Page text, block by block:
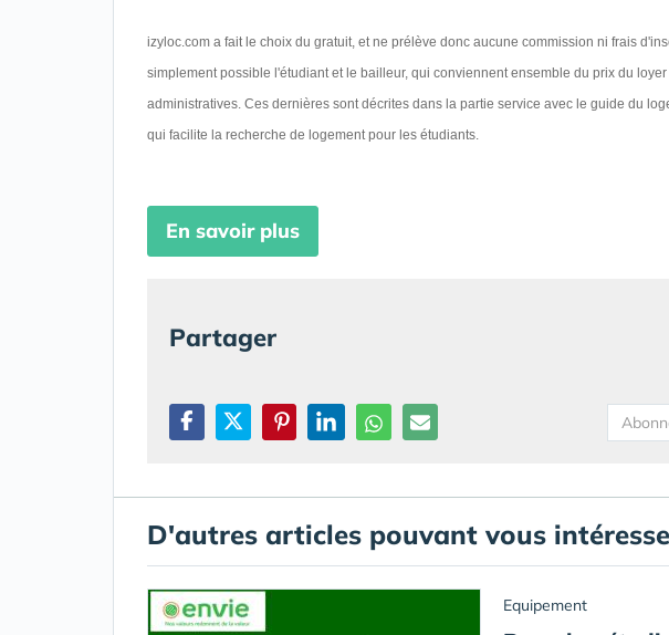
izyloc.com a fait le choix du gratuit, et ne prélève donc aucune commission ni frais
simplement possible l'étudiant et le bailleur, qui conviennent ensemble du prix du
administratives. Ces dernières sont décrites dans la partie service avec le guide du
qui facilite la recherche de logement pour les étudiants.
En savoir plus
Partager
D'autres articles pouvant vous
Equipement